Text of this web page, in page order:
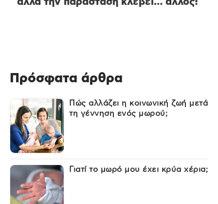
Πρόσφατα άρθρα
Πώς αλλάζει η κοινωνική ζωή μετά
τη γέννηση ενός μωρού;
Γιατί το μωρό μου έχει κρύα χέρια;